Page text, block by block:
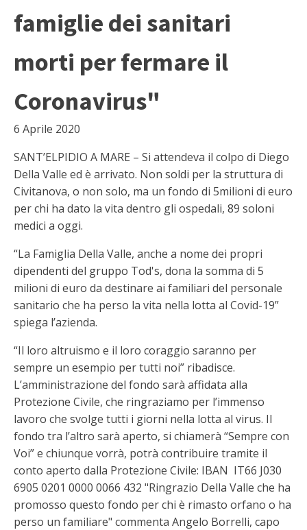
famiglie dei sanitari
morti per fermare il
Coronavirus"
6 Aprile 2020
SANT’ELPIDIO A MARE – Si attendeva il colpo di Diego
Della Valle ed è arrivato. Non soldi per la struttura di
Civitanova, o non solo, ma un fondo di 5milioni di euro
per chi ha dato la vita dentro gli ospedali, 89 soloni
medici a oggi.
“La Famiglia Della Valle, anche a nome dei propri
dipendenti del gruppo Tod's, dona la somma di 5
milioni di euro da destinare ai familiari del personale
sanitario che ha perso la vita nella lotta al Covid-19”
spiega l’azienda.
“Il loro altruismo e il loro coraggio saranno per
sempre un esempio per tutti noi” ribadisce.
L’amministrazione del fondo sarà affidata alla
Protezione Civile, che ringraziamo per l’immenso
lavoro che svolge tutti i giorni nella lotta al virus. Il
fondo tra l’altro sarà aperto, si chiamerà “Sempre con
Voi” e chiunque vorrà, potrà contribuire tramite il
conto aperto dalla Protezione Civile: IBAN IT66 J030
6905 0201 0000 0066 432 "Ringrazio Della Valle che ha
promosso questo fondo per chi è rimasto orfano o ha
perso un familiare" commenta Angelo Borrelli, capo